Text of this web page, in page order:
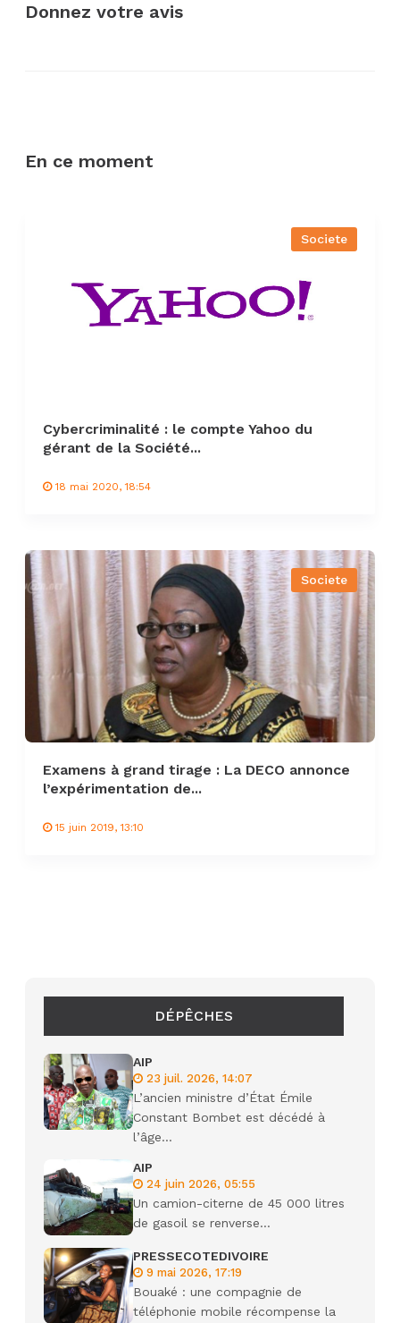
Donnez votre avis
En ce moment
Societe
Cybercriminalité : le compte Yahoo du
gérant de la Société...
18 mai 2020, 18:54
Societe
Examens à grand tirage : La DECO annonce
l’expérimentation de...
15 juin 2019, 13:10
DÉPÊCHES
AIP
23 juil. 2026, 14:07
L’ancien ministre d’État Émile
Constant Bombet est décédé à
l’âge...
AIP
24 juin 2026, 05:55
Un camion-citerne de 45 000 litres
de gasoil se renverse...
PRESSECOTEDIVOIRE
9 mai 2026, 17:19
Bouaké : une compagnie de
téléphonie mobile récompense la